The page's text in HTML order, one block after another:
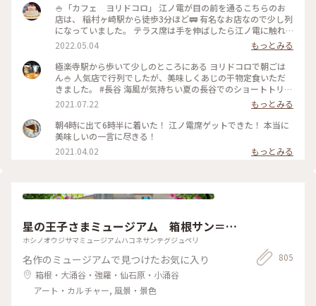
🍚「カフェ ヨリドコロ」 江ノ電が目の前を通るこちらのお
店は、 稲村ヶ崎駅から徒歩3分ほど🚃 有名なお店なので少し列
になっていました。 テラス席は手を伸ばしたら江ノ電に触れ
そうなくらい近い..! ・ ご飯はしらす丼と卵かけご飯を注文。
卵かけご飯は自力で泡立てる方式。 体に良さそうなメニュー
でホッと一息、、 と思ったら、江ノ電が通過するのでずっと
アトラクション気分で楽しめました♪ #春風さんぽ #ヒーリン
グ旅 #Myことりっぷ #鎌倉 #鎌倉カフェ #江ノ電
2022.05.04
もっとみる
極楽寺駅から歩いて少しのところにある ヨリドコロで朝ごは
ん🍚 人気店で行列でしたが、美味しくあじの干物定食いただ
きました。 #長谷 海風が気持ちい夏の長谷でのショートトリッ
プにて🌊☀️ #鎌倉#長谷#極楽寺#ヨリドコロ#朝ごはん
2021.07.22
もっとみる
朝4時に出て6時半に着いた！ 江ノ電席ゲットできた！ 本当に
美味しいの一言に尽きる！
2021.04.02
もっとみる
星の王子さまミュージアム 箱根サン＝テ
グジュペリ
ホシノオウジサマミュージアムハコネサンテグジュペリ
名作のミュージアムで見つけたお気に入り
箱根・大涌谷・強羅・仙石原・小涌谷
アート・カルチャー, 風景・景色
805